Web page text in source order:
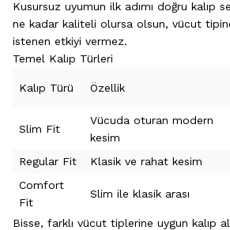
Kusursuz uyumun ilk adımı doğru kalıp
ne kadar kaliteli olursa olsun, vücut
istenen etkiyi vermez.
Temel Kalıp Türleri
Kalıp Türü Özellik
Slim Fit
Vücuda oturan modern
kesim
Regular Fit
Klasik ve rahat kesim
Comfort
Fit
Slim ile klasik arası
Bisse, farklı vücut tiplerine uygun kalıp